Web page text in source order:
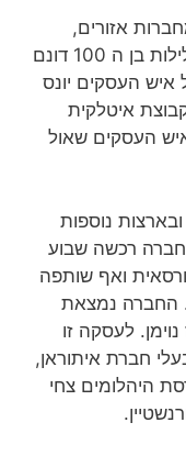
אזורים,
ישאל ושיכון עובדים את מתחם פי גלילות בן ה 100 דונם
על איש העסקים יונס
ועל קבוצת איטלקית
העסקים שאול
נוספות
רכשה שבוע
ואף שותפה
החברה נמצאת
לעסקה זו
20% עד 25% את בעלי חברת איתוראן,
היהלומים צחי